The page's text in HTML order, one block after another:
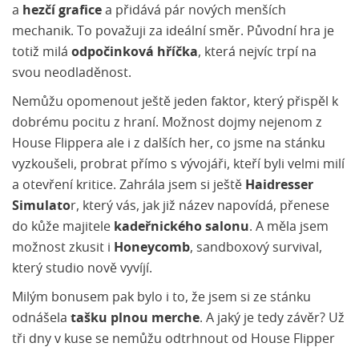
a hezčí grafice a přidává pár nových menších
mechanik. To považuji za ideální směr. Původní hra je
totiž milá odpočinková hříčka, která nejvíc trpí na
svou neodladěnost.
Nemůžu opomenout ještě jeden faktor, který přispěl k
dobrému pocitu z hraní. Možnost dojmy nejenom z
House Flippera ale i z dalších her, co jsme na stánku
vyzkoušeli, probrat přímo s vývojáři, kteří byli velmi milí
a otevření kritice. Zahrála jsem si ještě Haidresser
Simulator, který vás, jak již název napovídá, přenese
do kůže majitele kadeřnického salonu. A měla jsem
možnost zkusit i Honeycomb, sandboxový survival,
který studio nově vyvíjí.
Milým bonusem pak bylo i to, že jsem si ze stánku
odnášela tašku plnou merche. A jaký je tedy závěr? Už
tři dny v kuse se nemůžu odtrhnout od House Flipper